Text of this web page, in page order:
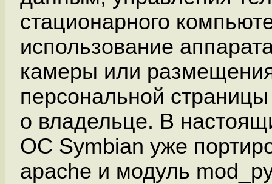
стационарного
использование
камеры или
персональной
о владельце. В
ОС Symbian уже
apache и модуль